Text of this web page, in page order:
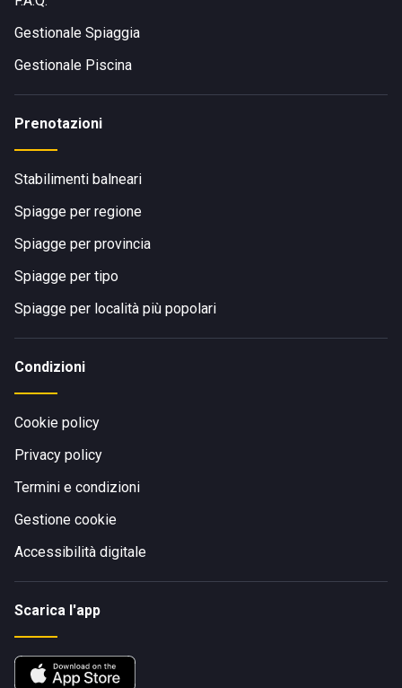
Gestionale Spiaggia
Gestionale Piscina
Prenotazioni
Stabilimenti balneari
Spiagge per regione
Spiagge per provincia
Spiagge per tipo
Spiagge per località più popolari
Condizioni
Cookie policy
Privacy policy
Termini e condizioni
Gestione cookie
Accessibilità digitale
Scarica l'app